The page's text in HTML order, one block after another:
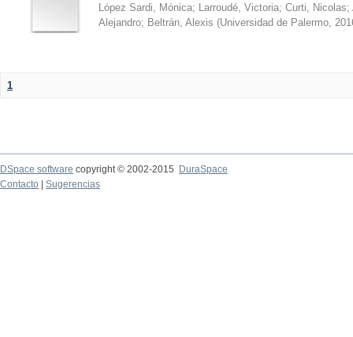
López Sardi, Mónica; Larroudé, Victoria; Curti, Nicolas;
Alejandro; Beltrán, Alexis (Universidad de Palermo,
1
DSpace software copyright © 2002-2015
DuraSpace
Contacto
Sugerencias